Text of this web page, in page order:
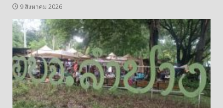
9 สิงหาคม 2026